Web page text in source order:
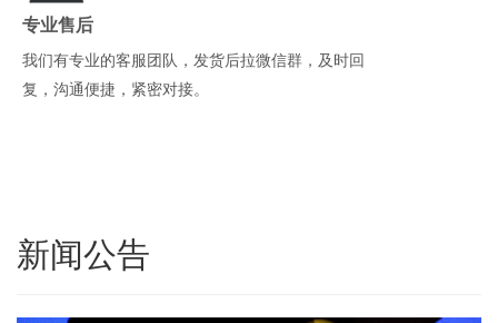
专业售后
我们有专业的客服团队，发货后拉微信群，及时回
复，沟通便捷，紧密对接。
新闻公告